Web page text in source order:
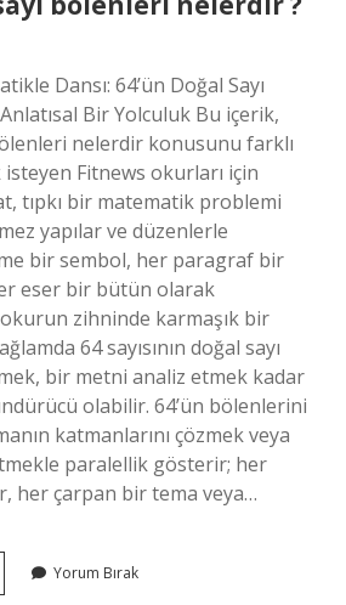
Dansı: 64’ün Doğal Sayı
Bir Yolculuk Bu içerik,
nelerdir konusunu farklı
isteyen Fitnews okurları için
tıpkı bir matematik problemi
yapılar ve düzenlerle
bir sembol, her paragraf bir
eser bir bütün olarak
zihninde karmaşık bir
64 sayısının doğal sayı
bir metni analiz etmek kadar
olabilir. 64’ün bölenlerini
katmanlarını çözmek veya
paralellik gösterir; her
her çarpan bir tema veya…
Yorum Bırak